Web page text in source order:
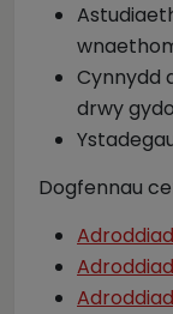
Cynnydd
drwy
Dogfennau